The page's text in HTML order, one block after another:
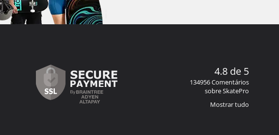
4.8 de 5
134956 Comentários
sobre SkatePro
Mostrar tudo